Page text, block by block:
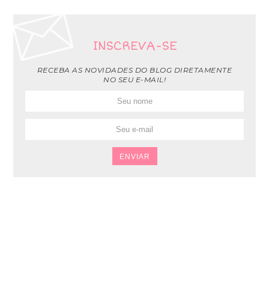
INSCREVA-SE
RECEBA AS NOVIDADES DO BLOG DIRETAMENTE
NO SEU E-MAIL!